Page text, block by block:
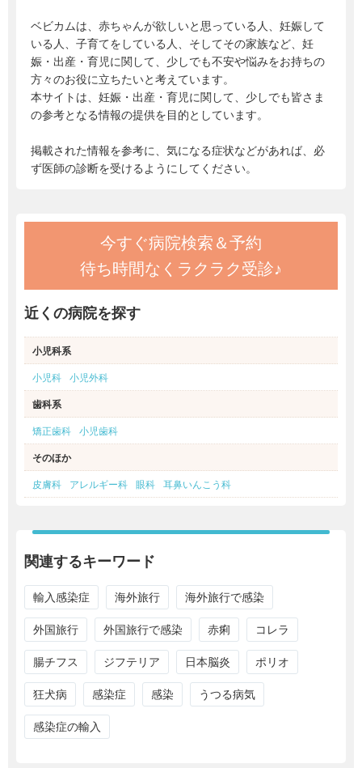
ベビカムは、赤ちゃんが欲しいと思っている人、妊娠して
いる人、子育てをしている人、そしてその家族など、妊
娠・出産・育児に関して、少しでも不安や悩みをお持ちの
方々のお役に立ちたいと考えています。
本サイトは、妊娠・出産・育児に関して、少しでも皆さま
の参考となる情報の提供を目的としています。
掲載された情報を参考に、気になる症状などがあれば、必
ず医師の診断を受けるようにしてください。
今すぐ病院検索＆予約
待ち時間なくラクラク受診♪
近くの病院を探す
小児科系
小児科 小児外科
歯科系
矯正歯科 小児歯科
そのほか
皮膚科 アレルギー科 眼科 耳鼻いんこう科
関連するキーワード
輸入感染症 海外旅行 海外旅行で感染
外国旅行 外国旅行で感染 赤痢 コレラ
腸チフス ジフテリア 日本脳炎 ポリオ
狂犬病 感染症 感染 うつる病気
感染症の輸入